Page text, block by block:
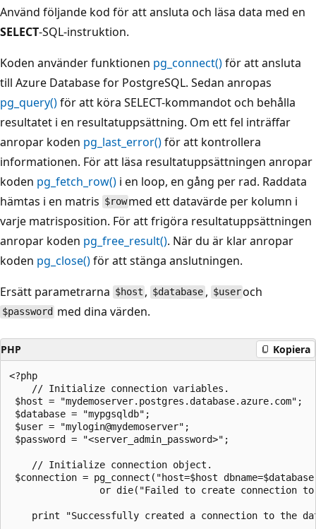
Använd följande kod för att ansluta och läsa data med en
SELECT-SQL-instruktion.
Koden använder funktionen pg_connect()för att ansluta
till Azure Database for PostgreSQL. Sedan anropas
pg_query()för att köra SELECT-kommandot och behålla
resultatet i en resultatuppsättning. Om ett fel inträffar
anropar koden pg_last_error()för att kontrollera
informationen. För att läsa resultatuppsättningen anropar
koden pg_fetch_row() i en loop, en gång per rad. Raddata
hämtas i en matris $row med ett datavärde per kolumn i
varje matrisposition. För att frigöra resultatuppsättningen
anropar koden pg_free_result(). När du är klar anropar
koden pg_close()för att stänga anslutningen.
Ersätt parametrarna $host , $database , $useroch
$password med dina värden.
PHP Kopiera
<?php
// Initialize connection variables.
$host = "mydemoserver.postgres.database.azure.com";
$database = "mypgsqldb";
$user = "mylogin@mydemoserver";
$password = "<server_admin_password>";
// Initialize connection object.
$connection = pg_connect("host=$host
or die("Failed to create connection to
print "Successfully created a connection to the